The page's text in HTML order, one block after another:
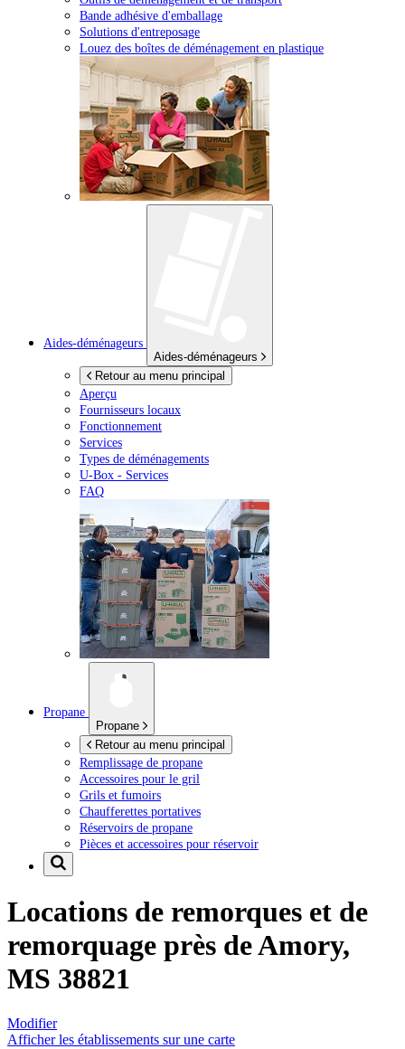
Bande adhésive d'emballage
Solutions d'entreposage
Louez des boîtes de déménagement en plastique
Aides-déménageurs
Aides-déménageurs
Retour au menu principal
Aperçu
Fournisseurs locaux
Fonctionnement
Services
Types de déménagements
U-Box - Services
FAQ
Propane
Propane
Retour au menu principal
Remplissage de propane
Accessoires pour le gril
Grils et fumoirs
Chaufferettes portatives
Réservoirs de propane
Pièces et accessoires pour réservoir
Locations de remorques et de
remorquage près deAmory,
MS 38821
Modifier
Afficher les établissements sur une carte